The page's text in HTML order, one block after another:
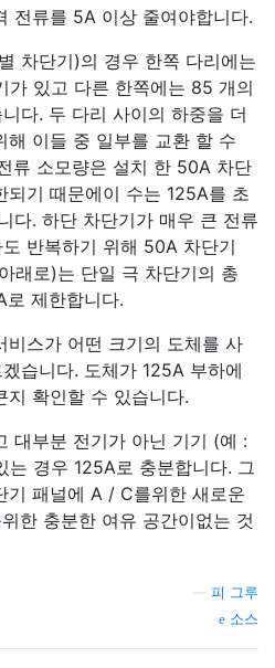
전류를 5A 이상 줄여야합니다.
차단기)의 경우 한쪽 다리에는
가 있고 다른 한쪽에는 85 개의
다. 두 다리 사이의 하중을 더
해 이들 중 일부를 교환 할 수
류 소모량은 설치 한 50A 차단
되기 때문에이 수는 125A를 초
다. 하단 차단기가 매우 큰 전류
반복하기 위해 50A 차단기
래로)는 단일 극 차단기의 총
제한합니다.
비스가 어떤 크기의 도체를 사
습니다. 도체가 125A 부하에
지 확인할 수 있습니다.
대부분 전기가 아닌 기기 (예 :
는 경우 125A로 충분합니다. 그
기 패널에 A / C를위한 새로운
한 충분한 여유 공간이없는 것
피 그루
소스